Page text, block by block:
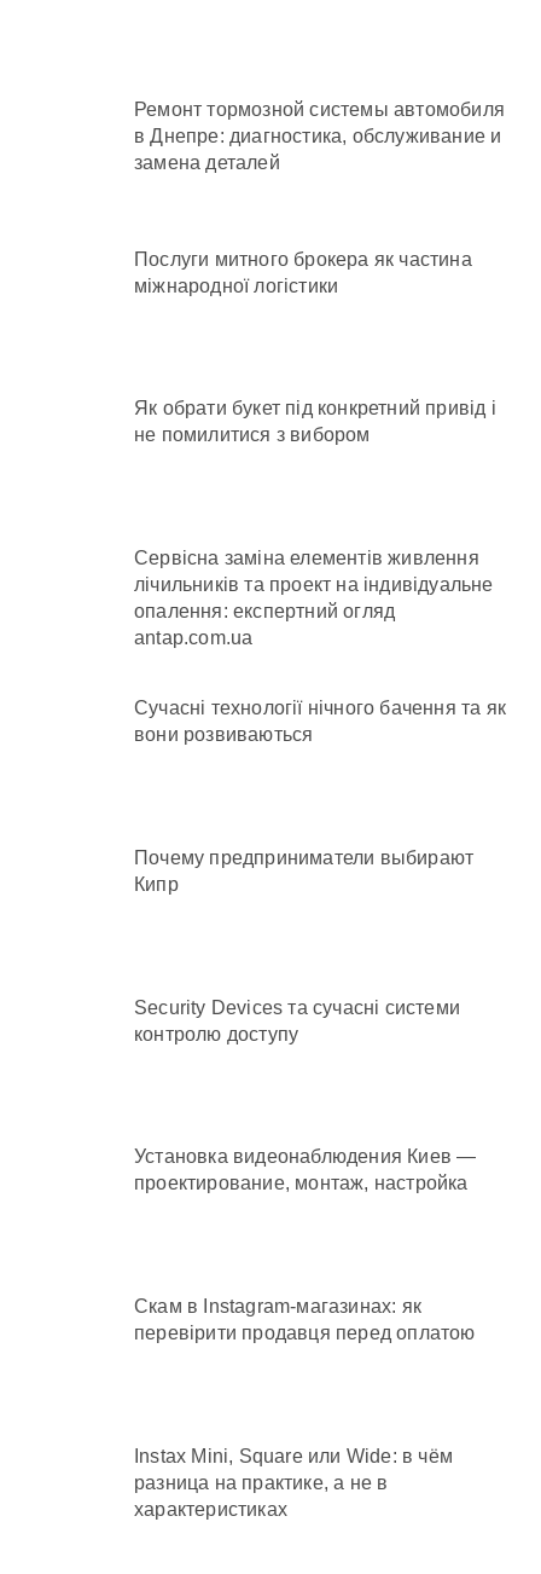
Ремонт тормозной системы автомобиля
в Днепре: диагностика, обслуживание и
замена деталей
Послуги митного брокера як частина
міжнародної логістики
Як обрати букет під конкретний привід і
не помилитися з вибором
Сервісна заміна елементів живлення
лічильників та проект на індивідуальне
опалення: експертний огляд
antap.com.ua
Сучасні технології нічного бачення та як
вони розвиваються
Почему предприниматели выбирают
Кипр
Security Devices та сучасні системи
контролю доступу
Установка видеонаблюдения Киев —
проектирование, монтаж, настройка
Скам в Instagram-магазинах: як
перевірити продавця перед оплатою
Instax Mini, Square или Wide: в чём
разница на практике, а не в
характеристиках